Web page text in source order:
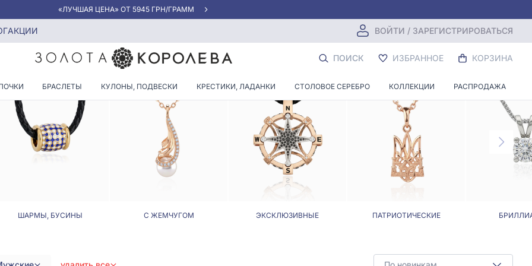
«ЛУЧШАЯ ЦЕНА» ОТ 5945 ГРН/ГРАММ
АКЦИИ ВОЙТИ / ЗАРЕГИСТРИРОВАТЬСЯ
ПОИСК ИЗБРАННОЕ КОРЗИНА
БРАСЛЕТЫ КУЛОНЫ, ПОДВЕСКИ КРЕСТИКИ, ЛАДАНКИ СТОЛОВОЕ СЕРЕБРО КОЛЛЕКЦИИ РАСПРОДАЖА
золота
ИЗ КРАСНО-БЕЛОГО ЗОЛОТА
ШАРМЫ, БУСИНЫ С ЖЕМЧУГОМ ЭКСКЛЮЗИВНЫЕ ПАТРИОТИЧЕСКИЕ